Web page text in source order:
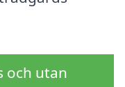
och utan